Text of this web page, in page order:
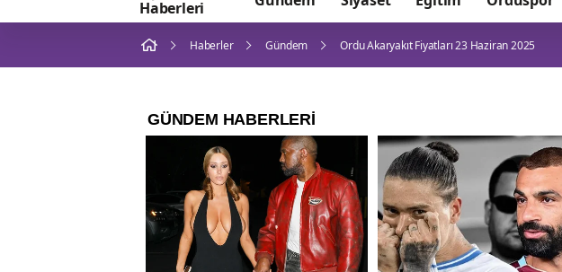
Haberleri
Haberler Gündem Ordu Akaryakıt Fiyatları 23 Haziran 2025